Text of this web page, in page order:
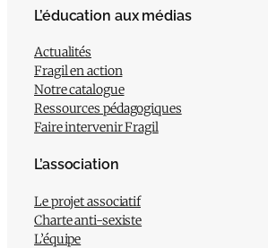
L’éducation aux médias
Actualités
Fragil en action
Notre catalogue
Ressources pédagogiques
Faire intervenir Fragil
L’association
Le projet associatif
Charte anti-sexiste
L’équipe